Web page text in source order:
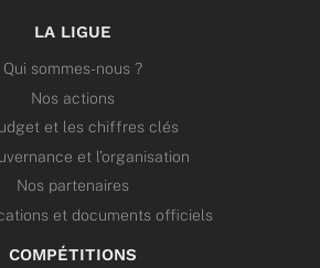
LA LIGUE
Qui sommes-nous ?
Nos actions
et les chiffres clés
et l’organisation
Nos partenaires
et documents officiels
COMPÉTITIONS